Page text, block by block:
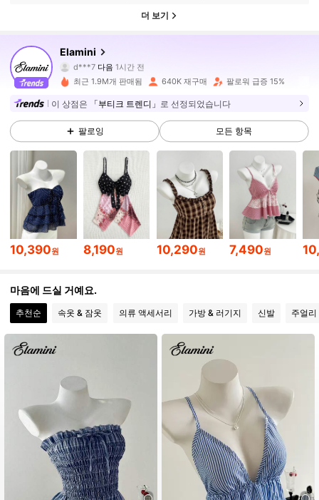
더 보기
Elamini
d***7다음
k***a가 탐색 중입니다
4.81
1.1M 팔로워
4.81 1.1M 팔로워
1.1M 팔로워
1.1M 팔로워
4.81 1.1M 팔로워
1.1M 팔로워
4.81 1.1M 팔로워
최근 1.9M개 판매됨 640K 재구매 팔로워 급증 15%
이 상점은 「부티크 트렌디」 로 선정되었습니다
팔로잉 모든 항목
10,390원 8,190원 10,290원 7,490원
마음에 드실 거예요.
추천순 속옷 & 잠옷 의류 액세서리 가방 & 러기지 신발 주얼